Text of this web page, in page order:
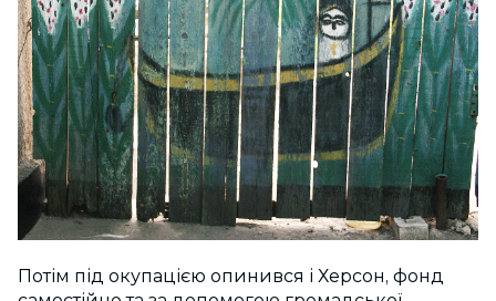
Потім під окупацією опинився і Херсон, фонд